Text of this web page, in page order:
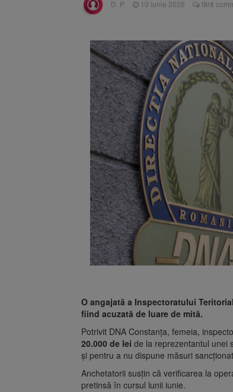
D. P. 10 iunie 2026 fără
O angajată a Inspectoratului
fiind acuzată de luare de mită.
Potrivit DNA Constanța, femeia,
20.000 de lei de la reprezentantul unei
și pentru a nu dispune măsuri
Anchetatorii susțin că verificarea la
pretinsă în cursul lunii iunie.